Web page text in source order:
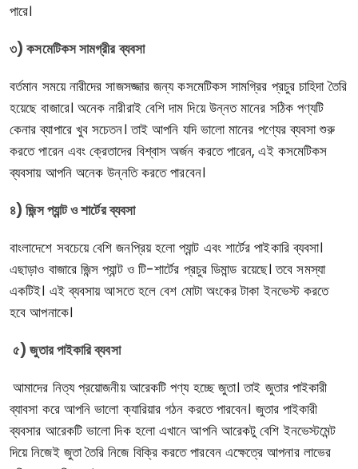
পারে।
৩) কসমেটিকস সামগ্রীর ব্যবসা
বর্তমান সময়ে নারীদের সাজসজ্জার জন্য কসমেটিকস সামগ্রির প্রচুর চাহিদা তৈরি
হয়েছে বাজারে। অনেক নারীরাই বেশি দাম দিয়ে উন্নত মানের সঠিক পণ্যটি
কেনার ব্যাপারে খুব সচেতন। তাই আপনি যদি ভালো মানের পণ্যের ব্যবসা শুরু
করতে পারেন এবং ক্রেতাদের বিশ্বাস অর্জন করতে পারেন, এই কসমেটিকস
ব্যবসায় আপনি অনেক উন্নতি করতে পারবেন।
৪) জিন্স প্যান্ট ও শার্টের ব্যবসা
বাংলাদেশে সবচেয়ে বেশি জনপ্রিয় হলো প্যান্ট এবং শার্টের পাইকারি ব্যবসা।
এছাড়াও বাজারে জিন্স প্যান্ট ও টি-শার্টের প্রচুর ডিমান্ড রয়েছে। তবে সমস্যা
একটিই। এই ব্যবসায় আসতে হলে বেশ মোটা অংকের টাকা ইনভেস্ট করতে
হবে আপনাকে।
৫) জুতার পাইকারি ব্যবসা
আমাদের নিত্য প্রয়োজনীয় আরেকটি পণ্য হচ্ছে জুতা। তাই জুতার পাইকারী
ব্যাবসা করে আপনি ভালো ক্যারিয়ার গঠন করতে পারবেন। জুতার পাইকারী
ব্যবসার আরেকটি ভালো দিক হলো এখানে আপনি আরেকটু বেশি ইনভেস্টমেন্ট
দিয়ে নিজেই জুতা তৈরি নিজে বিক্রি করতে পারবেন এক্ষেত্রে আপনার লাভের